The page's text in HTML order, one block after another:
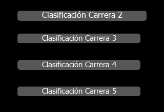
Clasificación Carrera 2
Clasificación Carrera 3
Clasificación Carrera 4
Clasificación Carrera 5